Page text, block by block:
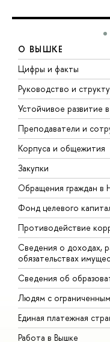
О ВЫШКЕ
Цифры и факты
Руководство и
Устойчивое
Преподаватели и
Корпуса и общежития
Закупки
Обращения граждан
Фонд целевого
Противодействие
Сведения о доходах,
обязательствах
Сведения об
Людям с
Единая платежная
Работа в Вышке